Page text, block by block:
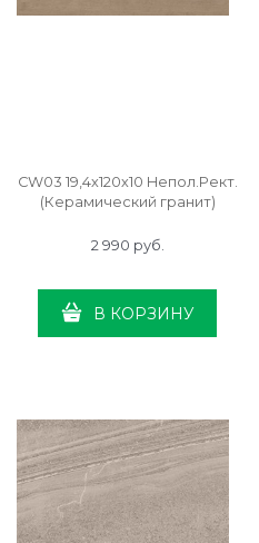
CW03 19,4х120х10 Непол.Рект.
(Керамический гранит)
2 990 руб.
В КОРЗИНУ